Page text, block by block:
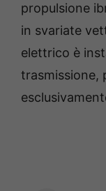
propulsione
in svariate
elettrico è
trasmissione,